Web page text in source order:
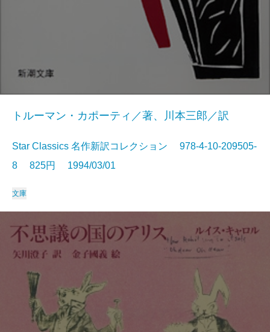
トルーマン・カポーティ／著、川本三郎／訳
Star Classics 名作新訳コレクション 978-4-10-209505-
8 825円 1994/03/01
文庫